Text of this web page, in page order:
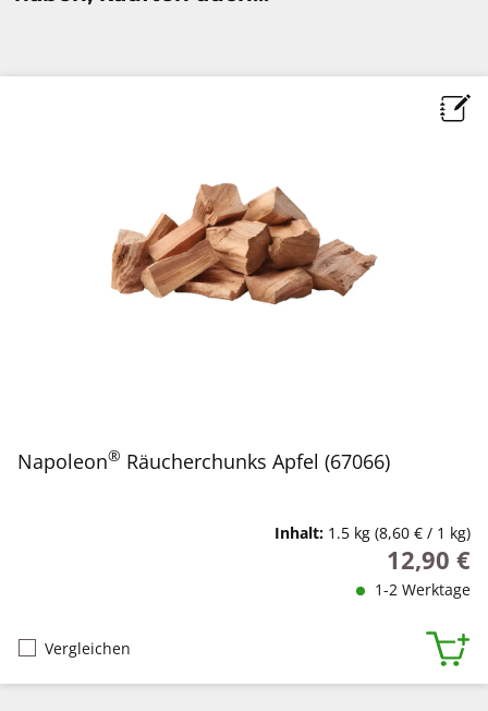
Napoleon® Räucherchunks Apfel (67066)
Inhalt: 1.5 kg (8,60 € / 1 kg)
Regulärer
12,90 €
1-2 Werktage
Vergleichen